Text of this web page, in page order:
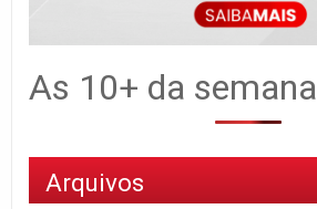
As 10+ da semana
Arquivos